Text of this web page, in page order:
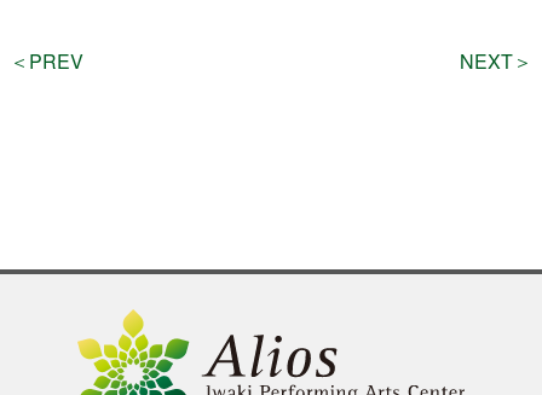
＜PREV NEXT＞